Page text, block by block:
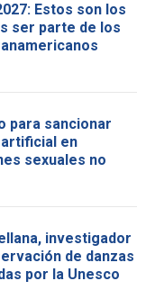
Estos son los
ser parte de los
para sancionar
en
sexuales no
investigador
de danzas
por la Unesco